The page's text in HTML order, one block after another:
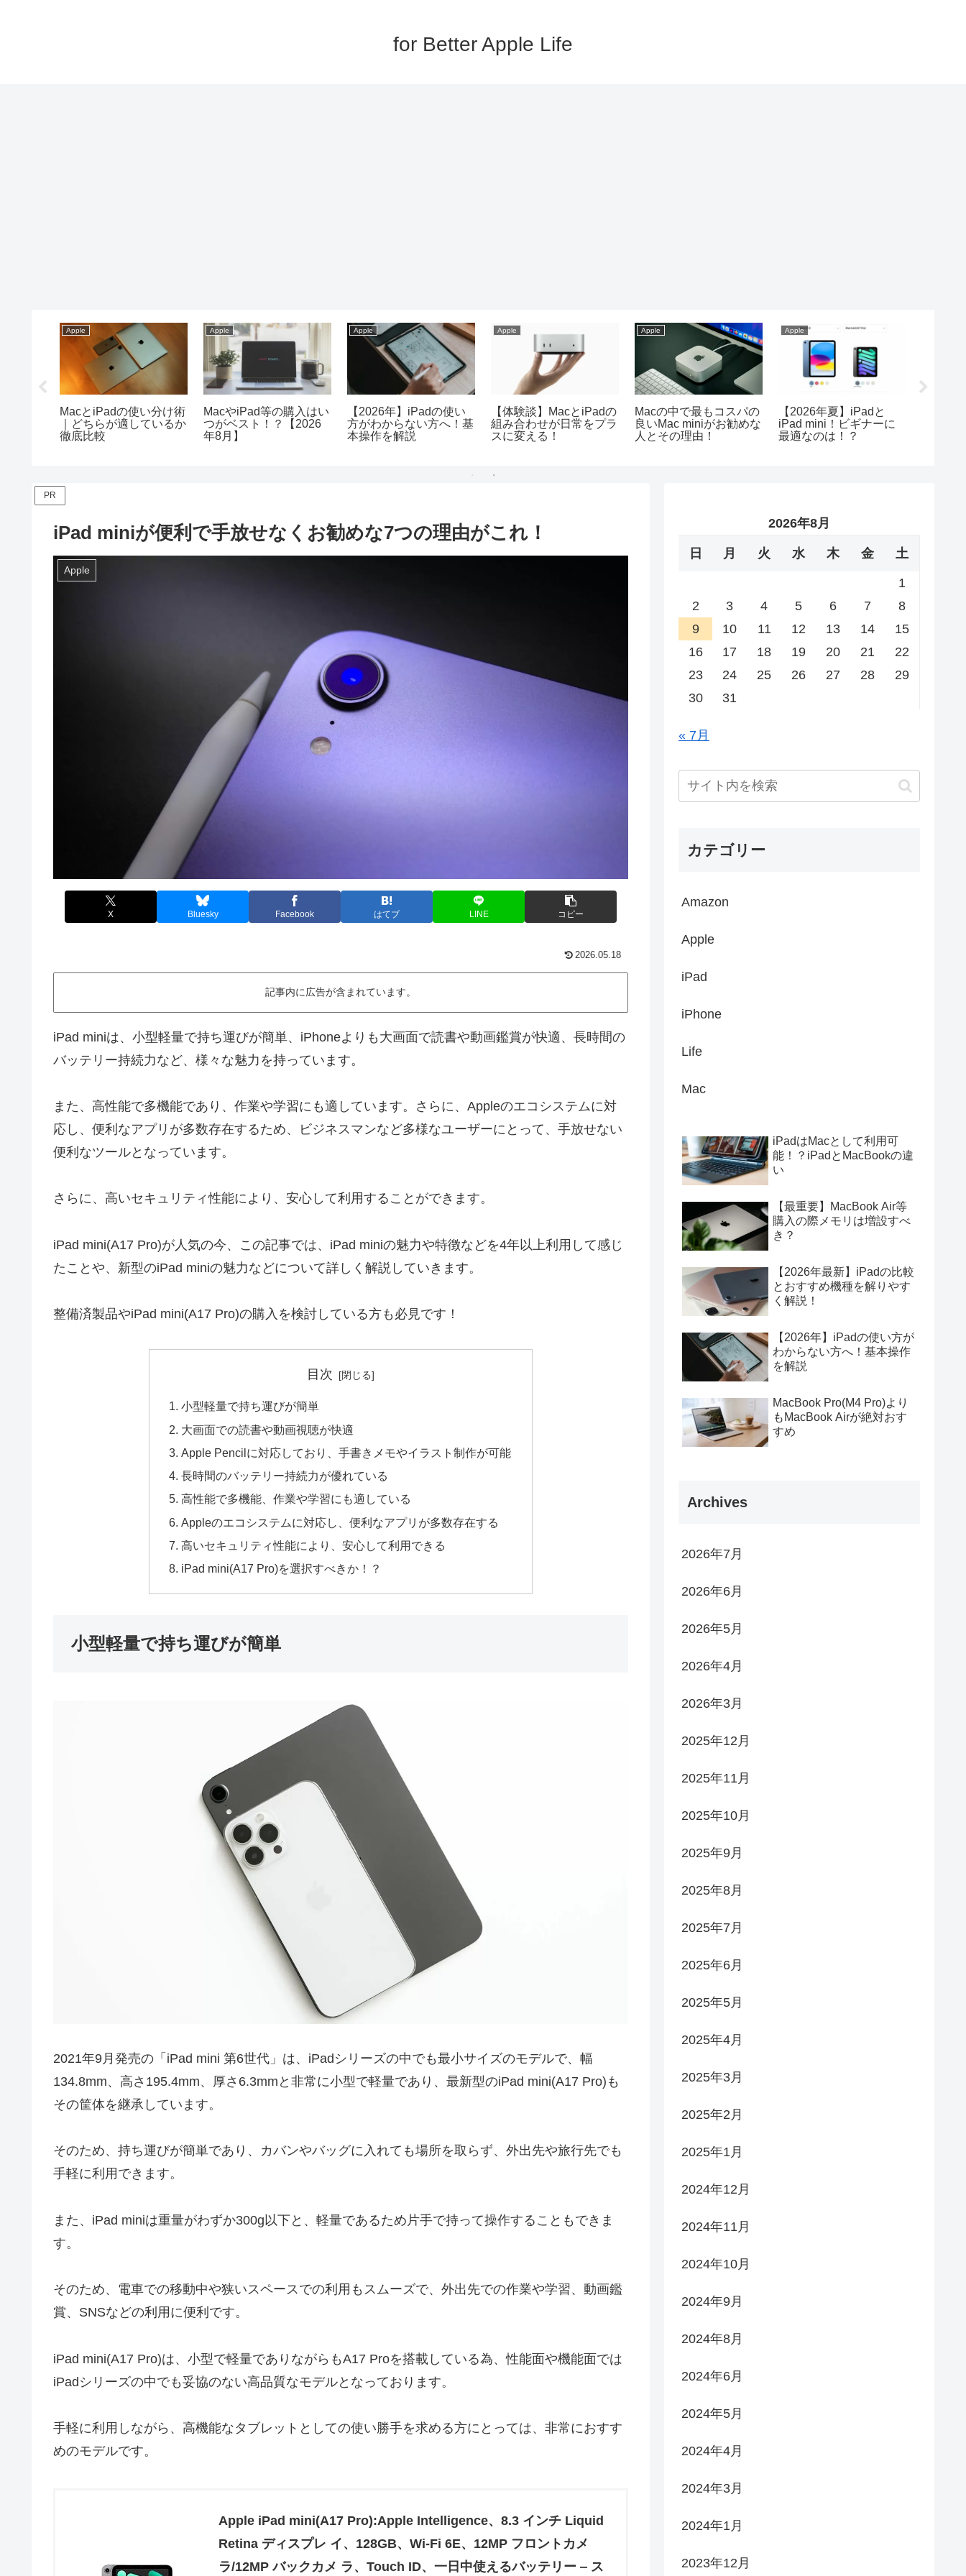
for Better Apple Life
Apple
MacとiPadの使い分け術
｜どちらが適しているか
徹底比較
Apple
MacやiPad等の購入はい
つがベスト！？【2026
年8月】
Apple
【2026年】iPadの使い
方がわからない方へ！基
本操作を解説
Apple
【体験談】MacとiPadの
組み合わせが日常をプラ
スに変える！
Apple
Macの中で最もコスパの
良いMac miniがお勧めな
人とその理由！
Apple
【2026年夏】iPadと
iPad mini！ビギナーに
最適なのは！？
PR
iPad miniが便利で手放せなくお勧めな7つの理由がこれ！
Apple
X Bluesky Facebook はてブ LINE コピー
2026.05.18
記事内に広告が含まれています。
iPad miniは、小型軽量で持ち運びが簡単、iPhoneよりも大画面で読書や動画鑑賞が快適、長時間の
バッテリー持続力など、様々な魅力を持っています。
また、高性能で多機能であり、作業や学習にも適しています。さらに、Appleのエコシステムに対
応し、便利なアプリが多数存在するため、ビジネスマンなど多様なユーザーにとって、手放せない
便利なツールとなっています。
さらに、高いセキュリティ性能により、安心して利用することができます。
iPad mini(A17 Pro)が人気の今、この記事では、iPad miniの魅力や特徴などを4年以上利用して感じ
たことや、新型のiPad miniの魅力などについて詳しく解説していきます。
整備済製品やiPad mini(A17 Pro)の購入を検討している方も必見です！
目次
小型軽量で持ち運びが簡単
大画面での読書や動画視聴が快適
Apple Pencilに対応しており、手書きメモやイラスト制作が可能
長時間のバッテリー持続力が優れている
高性能で多機能、作業や学習にも適している
Appleのエコシステムに対応し、便利なアプリが多数存在する
高いセキュリティ性能により、安心して利用できる
iPad mini(A17 Pro)を選択すべきか！？
小型軽量で持ち運びが簡単
2021年9月発売の「iPad mini 第6世代」は、iPadシリーズの中でも最小サイズのモデルで、幅
134.8mm、高さ195.4mm、厚さ6.3mmと非常に小型で軽量であり、最新型のiPad mini(A17 Pro)も
その筐体を継承しています。
そのため、持ち運びが簡単であり、カバンやバッグに入れても場所を取らず、外出先や旅行先でも
手軽に利用できます。
また、iPad miniは重量がわずか300g以下と、軽量であるため片手で持って操作することもできま
す。
そのため、電車での移動中や狭いスペースでの利用もスムーズで、外出先での作業や学習、動画鑑
賞、SNSなどの利用に便利です。
iPad mini(A17 Pro)は、小型で軽量でありながらもA17 Proを搭載している為、性能面や機能面では
iPadシリーズの中でも妥協のない高品質なモデルとなっております。
手軽に利用しながら、高機能なタブレットとしての使い勝手を求める方にとっては、非常におすす
めのモデルです。
Apple iPad mini(A17 Pro):Apple Intelligence、8.3 インチ Liquid
Retina ディスプレ イ、128GB、Wi-Fi 6E、12MP フロントカメ
ラ/12MP バックカメ ラ、Touch ID、一日中使えるバッテリー ‒ ス
2026年8月
日 月 火 水 木 金 土
1
2
3 4 5 6 7
8
9
10 11 12 13 14
15
16
17 18 19 20 21
22
23
24 25 26 27 28
29
30
31
« 7月
カテゴリー
Amazon
Apple
iPad
iPhone
Life
Mac
iPadはMacとして利用可
能！？iPadとMacBookの違
い
【最重要】MacBook Air等
購入の際メモリは増設すべ
き？
【2026年最新】iPadの比較
とおすすめ機種を解りやす
く解説！
【2026年】iPadの使い方が
わからない方へ！基本操作
を解説
MacBook Pro(M4 Pro)より
もMacBook Airが絶対おす
すめ
Archives
2026年7月
2026年6月
2026年5月
2026年4月
2026年3月
2025年12月
2025年11月
2025年10月
2025年9月
2025年8月
2025年7月
2025年6月
2025年5月
2025年4月
2025年3月
2025年2月
2025年1月
2024年12月
2024年11月
2024年10月
2024年9月
2024年8月
2024年6月
2024年5月
2024年4月
2024年3月
2024年1月
2023年12月